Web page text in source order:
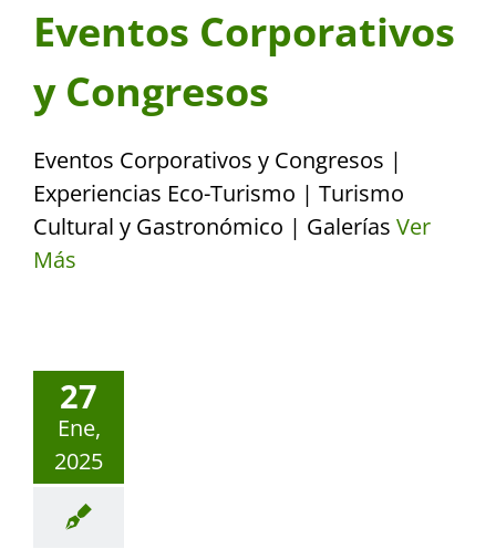
Eventos Corporativos
y Congresos
Eventos Corporativos y Congresos |
Experiencias Eco-Turismo | Turismo
Cultural y Gastronómico | Galerías Ver
Más
27
Ene,
2025